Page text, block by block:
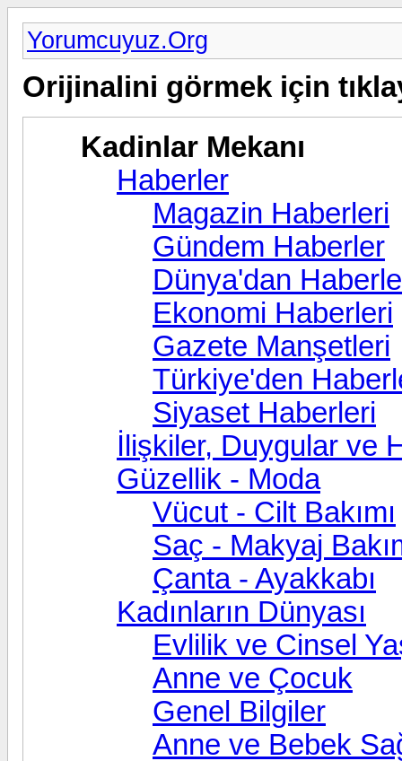
Yorumcuyuz.Org
Orijinalini görmek için
Kadinlar Mekanı
Haberler
Magazin Haberleri
Gündem Haberler
Dünya'dan
Ekonomi Haberleri
Gazete Manşetleri
Türkiye'den
Siyaset Haberleri
İlişkiler, Duygular ve
Güzellik - Moda
Vücut - Cilt Bakımı
Saç - Makyaj
Çanta - Ayakkabı
Kadınların Dünyası
Evlilik ve Cinsel
Anne ve Çocuk
Genel Bilgiler
Anne ve Bebek